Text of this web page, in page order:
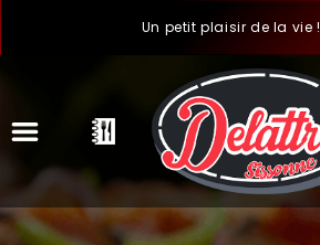
Un petit plaisir de la vie !